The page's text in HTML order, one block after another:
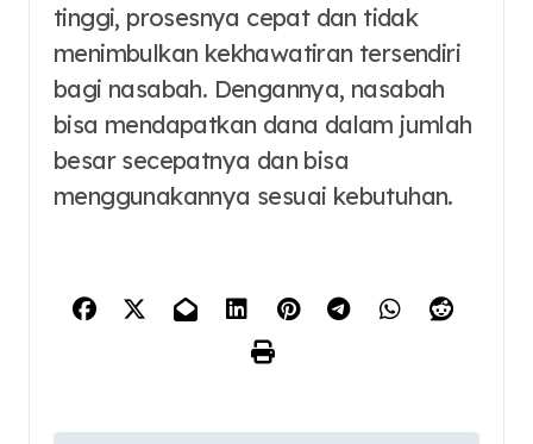
tinggi, prosesnya cepat dan tidak
menimbulkan kekhawatiran tersendiri
bagi nasabah. Dengannya, nasabah
bisa mendapatkan dana dalam jumlah
besar secepatnya dan bisa
menggunakannya sesuai kebutuhan.